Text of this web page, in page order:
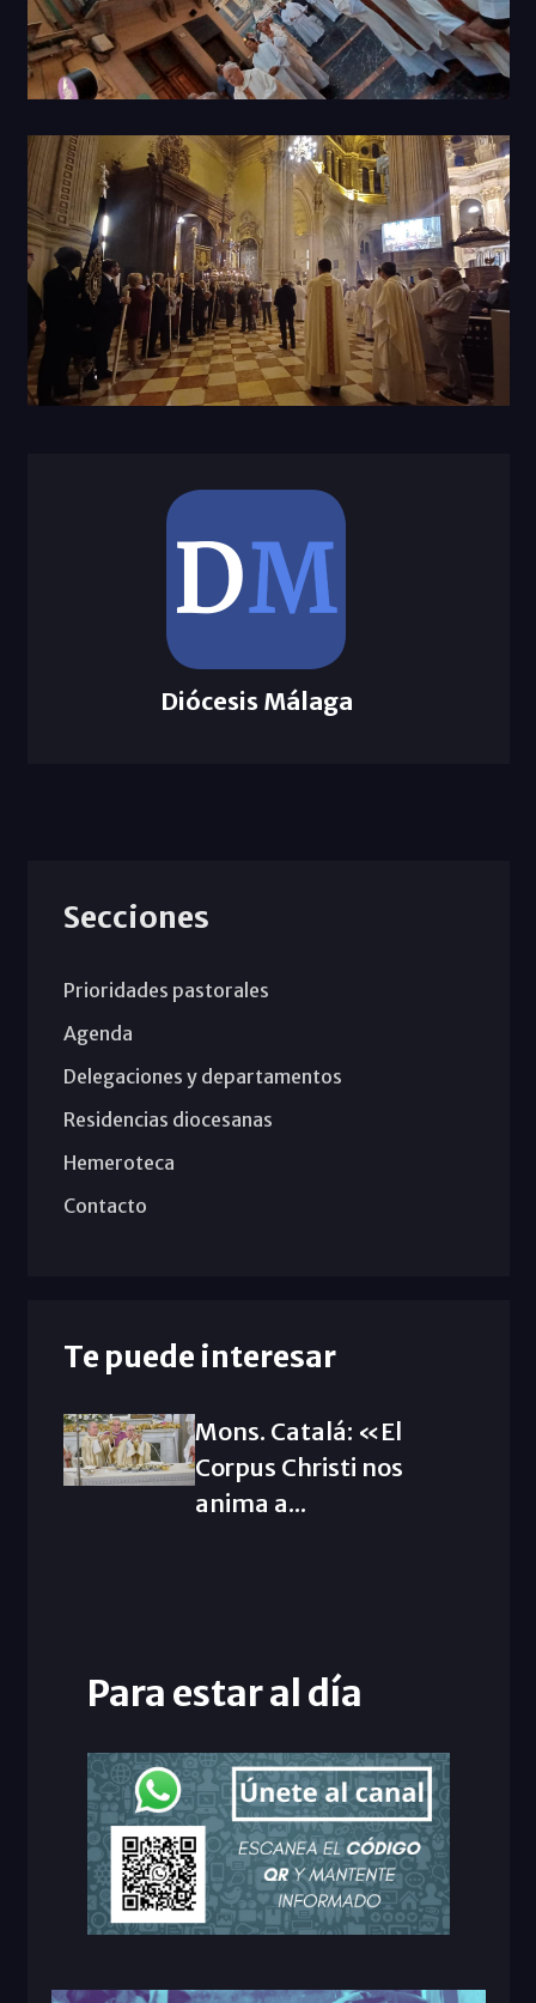
Diócesis Málaga
Secciones
Prioridades pastorales
Agenda
Delegaciones y departamentos
Residencias diocesanas
Hemeroteca
Contacto
Te puede interesar
Mons. Catalá: «El
Corpus Christi nos
anima a...
Para estar al día